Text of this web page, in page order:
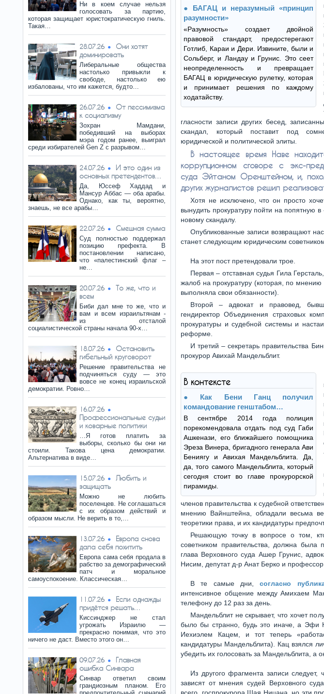
Ни в коем случае нельзя
голосовать за партию,
которая защищает юристократическую гниль.
Такая…
28.07.26
Они хотят
доминировать
Либеральные общества
настолько привыкли к
свободе, настолько ею
избалованы, что им кажется, будто…
26.07.26
От пессимизма
к социализму
Зохран Мамдани,
победивший на выборах
мэра годом ранее, выиграл
среди избирателей Gen Z с разрывом…
24.07.26
И это один из
основных претендентов…
Да, Юссеф Хаддад и
Мансур Аббас — оба арабы.
Однако, как ты, вероятно,
знаешь, не все арабы…
22.07.26 Смешная сумма
Суд полностью поддержал
позицию префекта. В
постановлении написано,
что «палестинский флаг –
не…
20.07.26
То же, что и
всем
Биби дал мне то же, что и
вам и всем израильтянам -
из отсталой
социалистической страны начала 90-х…
18.07.26
Остановить
гибельный круговорот
Решение правительства не
подчиняться суду — это
вовсе не конец израильской
демократии. Ровно…
16.07.26
Профессиональные судьи
и коварные политики
…Я готов платить за
выборы, сколько бы они ни
стоили. Такова цена демократии.
Альтернатива в виде…
15.07.26
Любить и
защищать
Можно не любить
поселенцев. Не соглашаться
с их образом действий и
образом мысли. Не верить в то,…
13.07.26
Европа снова
дала себя похитить
Европа сама себя продала в
рабство за демографический
патч и моральное
самоуспокоение. Классическая…
11.07.26
Если однажды
придётся решать…
Киссинджер не стал
угрожать Израилю —
прекрасно понимая, что это
ничего не даст. Вместо этого он…
09.07.26
Главная
ошибка Синвара
Синвар ответил своим
грандиозным планом. Его
БАГАЦ и неразумный «принцип
разумности»
«Разумность» создает двойной
правовой стандарт, предостерегают
Готлиб, Караи и Дери. Извините, были и
Сольберг, и Ландау и Грунис. Это сеет
неопределенность и превращает
БАГАЦ в юридическую рулетку, которая
и принимает решения по каждому
ходатайству.
гласности записи других бесед,
скандал, который поставит под
юридической и политической элиты.
В настоящее время Наве
коррупционном сговоре с экс-
суда Эйтаном Оренштейном, и,
других журналистов решил
Хотя не исключено, что он просто
вынудить прокуратуру пойти на попятную
новому скандалу.
Опубликованные записи возвращают
станет следующим юридическим советником
На этот пост претендовали трое.
Первая – отставная судья Гила
жалоб на прокуратуру (которая, по
выполняла свои обязанности).
Второй – адвокат и правовед,
гендиректор Объединения страховых
прокуратуры и судебной системы и
реформе.
И третий – секретарь правительства
прокурор Авихай Мандельблит.
В контексте
Как Бени Ганц получил
командование генштабом…
В сентябре 2014 года полиция
порекомендовала отдать под суд Габи
Ашкенази, его ближайшего помощника
Эреза Винера, бригадного генерала Ави
Бениягу и Авихая Мандельблита. Да,
да, того самого Мандельблита, который
сегодня стоит во главе прокурорской
пирамиды.
членов правительства к судебной
мнению Вайнштейна, обладали весьма
теоретики права, и их кандидатуры
Решающую точку в вопросе о том,
советником правительства, должна была
глава Верховного суда Ашер Грунис,
Нисим, депутат д-р Анат Берко и
В те самые дни,согласно
интенсивное общение между Амихаем
телефону до 12 раз за день.
Мандельблит не скрывает, что хочет
было бы странно, будь это иначе, а Эфи
Иехиэлем Кацем, и тот теперь
кандидатуры Мандельблита). Кац взялся
убедить их голосовать за Мандельблита, а
Из другого фрагмента записи
зависят от мнения судей Верховного